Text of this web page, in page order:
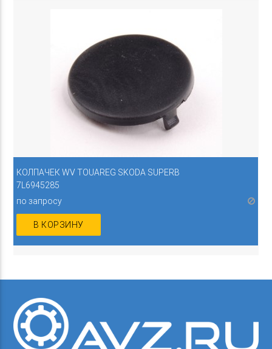
КОЛПАЧЕК WV TOUAREG SKODA SUPERB
7L6945285
по запросу
В КОРЗИНУ